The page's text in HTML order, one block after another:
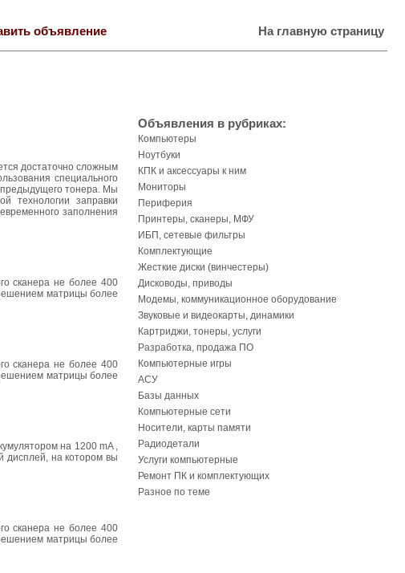
объявление На главную страницу
достаточно сложным
специального
предыдущего тонера. Мы
технологии заправки
заполнения
сканера не более 400
матрицы более
сканера не более 400
матрицы более
на 1200 mA ,
дисплей, на котором вы
сканера не более 400
матрицы более
Объявления в рубриках:
Компьютеры
Ноутбуки
КПК и аксессуары к ним
Мониторы
Периферия
Принтеры, сканеры, МФУ
ИБП, сетевые фильтры
Комплектующие
Жесткие диски (винчестеры)
Дисководы, приводы
Модемы, коммуникационное оборудование
Звуковые и видеокарты, динамики
Картриджи, тонеры, услуги
Разработка, продажа ПО
Компьютерные игры
АСУ
Базы данных
Компьютерные сети
Носители, карты памяти
Радиодетали
Услуги компьютерные
Ремонт ПК и комплектующих
Разное по теме